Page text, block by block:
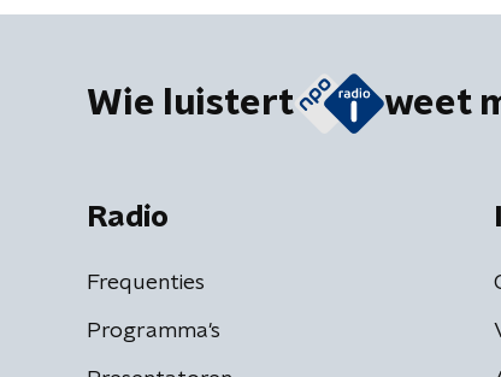
Wie luistert weet
Radio
Frequenties
Programma's